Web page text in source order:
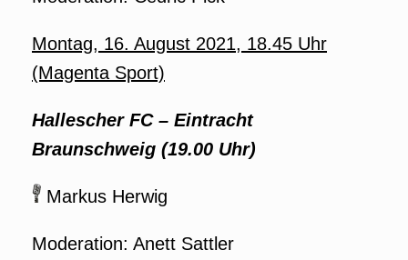
Montag, 16. August 2021, 18.45 Uhr
(Magenta Sport)
Hallescher FC– Eintracht
Braunschweig (19.00 Uhr)
Markus Herwig
Moderation: Anett Sattler